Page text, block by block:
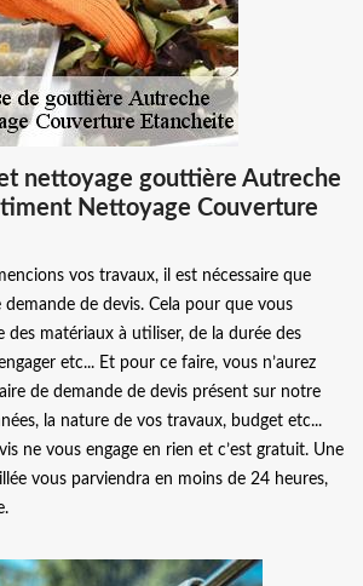
nettoyage gouttière Autreche
Nettoyage Couverture
vos travaux, il est nécessaire que
demande de devis. Cela pour que vous
des matériaux à utiliser, de la durée des
etc... Et pour ce faire, vous n’aurez
de demande de devis présent sur notre
la nature de vos travaux, budget etc...
ne vous engage en rien et c’est gratuit. Une
vous parviendra en moins de 24 heures,